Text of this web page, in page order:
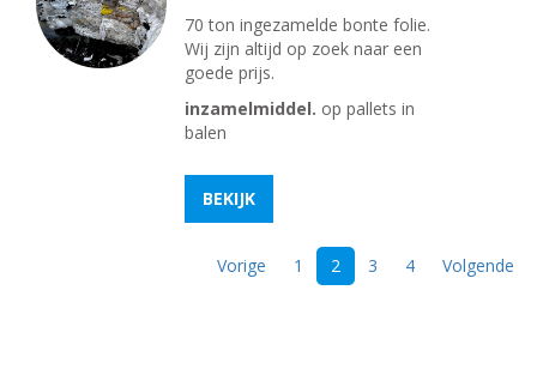
70 ton ingezamelde bonte folie.
Wij zijn altijd op zoek naar een
goede prijs.
inzamelmiddel. op pallets in
balen
BEKIJK
Vorige 1 2 3 4 Volgende